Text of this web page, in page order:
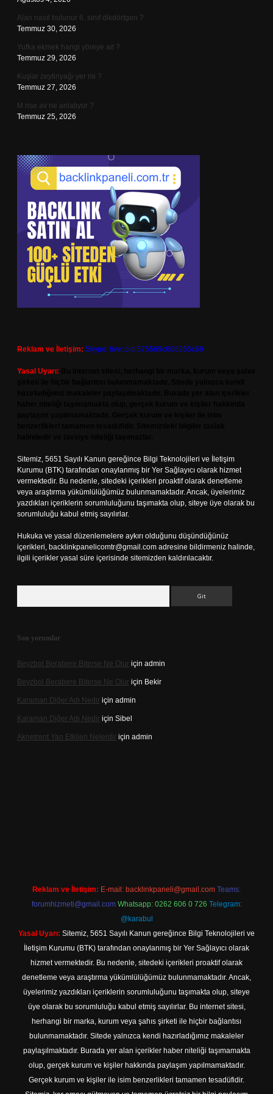
Alan nasıl bulunur 6. sınıf dikdörtgen ?
Temmuz 30, 2026
Yufka ekmek hangi yöreye ait ?
Temmuz 29, 2026
Kuşlar zeytinyağı yer mi ?
Temmuz 27, 2026
M rise av ne anlatıyor ?
Temmuz 25, 2026
Reklam ve İletişim: Skype: live:.cid.575569c608265c69
Yasal Uyarı:
Sitemiz, 5651 Sayılı Kanun gereğince Bilgi Teknolojileri ve İletişim
Kurumu (BTK) tarafından onaylanmış bir Yer Sağlayıcı olarak hizmet
vermektedir. Bu nedenle, sitedeki içerikleri proaktif olarak denetleme
veya araştırma yükümlülüğümüz bulunmamaktadır. Ancak, üyelerimiz
yazdıkları içeriklerin sorumluluğunu taşımakta olup, siteye üye olarak bu
sorumluluğu kabul etmiş sayılırlar.
Hukuka ve yasal düzenlemelere aykırı olduğunu düşündüğünüz
içerikleri, backlinkpanelicomtr@gmail.com adresine bildirmeniz halinde,
ilgili içerikler yasal süre içerisinde sitemizden kaldırılacaktır.
Son yorumlar
Beyzbol Berabere Biterse Ne Olur için admin
Beyzbol Berabere Biterse Ne Olur için Bekir
Karaman Diğer Adı Nedir için admin
Karaman Diğer Adı Nedir için Sibel
Aknetrent Yan Etkileri Nelerdir için admin
Reklam ve İletişim: E-mail: backlinkpaneli@gmail.com Teams:
forumhizmeti@gmail.com Whatsapp: 0262 606 0 726 Telegram:
@karabul
Yasal Uyarı: Sitemiz, 5651 Sayılı Kanun gereğince Bilgi Teknolojileri ve
İletişim Kurumu (BTK) tarafından onaylanmış bir Yer Sağlayıcı olarak
hizmet vermektedir. Bu nedenle, sitedeki içerikleri proaktif olarak
denetleme veya araştırma yükümlülüğümüz bulunmamaktadır. Ancak,
üyelerimiz yazdıkları içeriklerin sorumluluğunu taşımakta olup, siteye
üye olarak bu sorumluluğu kabul etmiş sayılırlar. Bu internet sitesi,
herhangi bir marka, kurum veya şahıs şirketi ile hiçbir bağlantısı
bulunmamaktadır. Sitede yalnızca kendi hazırladığımız makaleler
paylaşılmaktadır. Burada yer alan içerikler haber niteliği taşımamakta
olup, gerçek kurum ve kişiler hakkında paylaşım yapılmamaktadır.
Gerçek kurum ve kişiler ile isim benzerlikleri tamamen tesadüfidir.